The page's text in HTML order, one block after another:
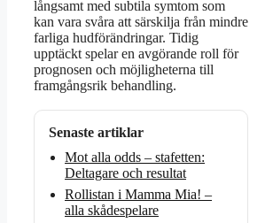
långsamt med subtila symtom som
kan vara svåra att särskilja från mindre
farliga hudförändringar. Tidig
upptäckt spelar en avgörande roll för
prognosen och möjligheterna till
framgångsrik behandling.
Senaste artiklar
Mot alla odds – stafetten:
Deltagare och resultat
Rollistan i Mamma Mia! –
alla skådespelare